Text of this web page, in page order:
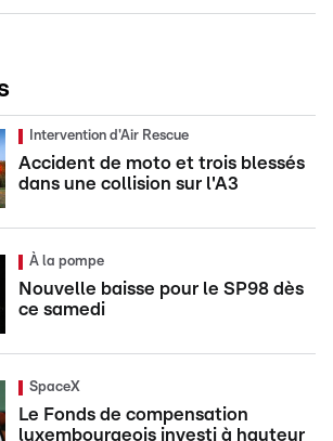
Intervention d'Air Rescue
Accident de moto et trois blessés
dans une collision sur l'A3
À la pompe
Nouvelle baisse pour le SP98 dès
ce samedi
SpaceX
Le Fonds de compensation
luxembourgeois investi à hauteur